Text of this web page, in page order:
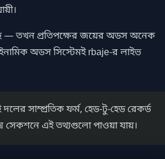
— তখন প্রতিপক্ষের জয়ের অডস অনেক
অডস সিস্টেমই rbaje-র লাইভ
সাম্প্রতিক ফর্ম, হেড-টু-হেড রেকর্ড
সেকশনে এই তথ্যগুলো পাওয়া যায়।